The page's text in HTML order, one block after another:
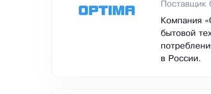
Поставщик
Компания
бытовой
в России.